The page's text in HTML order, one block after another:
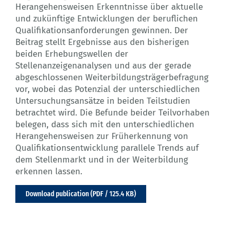
Herangehensweisen Erkenntnisse über aktuelle
und zukünftige Entwicklungen der beruflichen
Qualifikationsanforderungen gewinnen. Der
Beitrag stellt Ergebnisse aus den bisherigen
beiden Erhebungswellen der
Stellenanzeigenanalysen und aus der gerade
abgeschlossenen Weiterbildungsträgerbefragung
vor, wobei das Potenzial der unterschiedlichen
Untersuchungsansätze in beiden Teilstudien
betrachtet wird. Die Befunde beider Teilvorhaben
belegen, dass sich mit den unterschiedlichen
Herangehensweisen zur Früherkennung von
Qualifikationsentwicklung parallele Trends auf
dem Stellenmarkt und in der Weiterbildung
erkennen lassen.
Download publication (PDF / 125.4 KB)